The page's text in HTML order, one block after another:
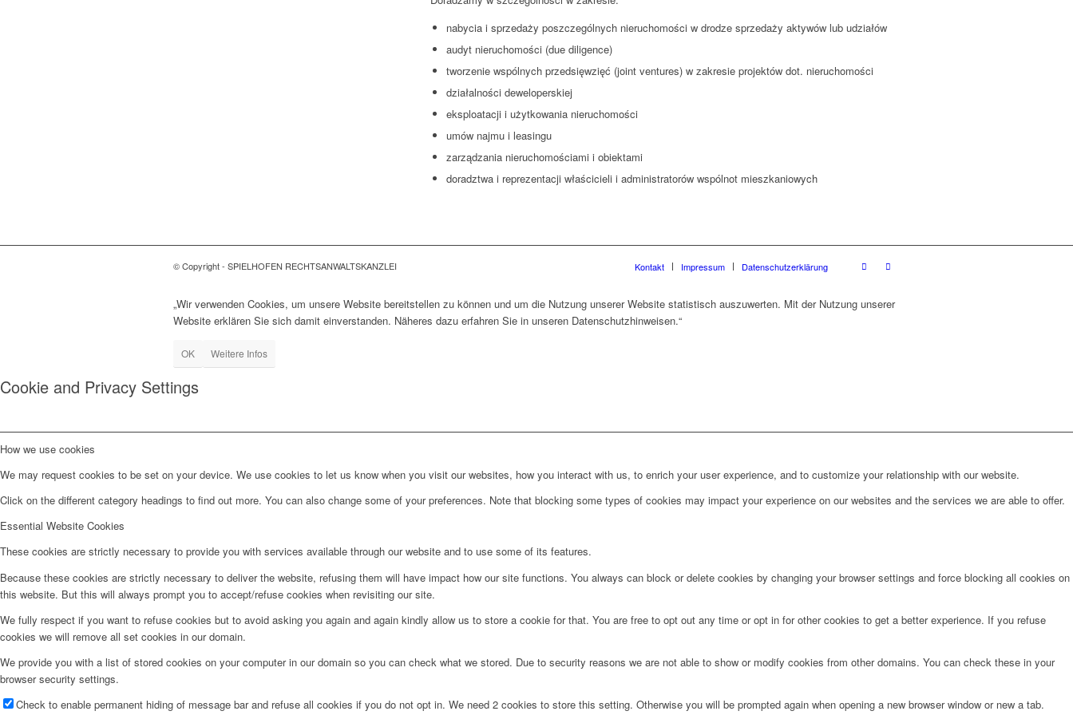
nabycia i sprzedaży poszczególnych nieruchomości w drodze sprzedaży aktywów lub udziałów
audyt nieruchomości (due diligence)
tworzenie wspólnych przedsięwzięć (joint ventures) w zakresie projektów dot. nieruchomości
działalności deweloperskiej
eksploatacji i użytkowania nieruchomości
umów najmu i leasingu
zarządzania nieruchomościami i obiektami
doradztwa i reprezentacji właścicieli i administratorów wspólnot mieszkaniowych
© Copyright - SPIELHOFEN RECHTSANWALTSKANZLEI Kontakt Impressum Datenschutzerklärung
„Wir verwenden Cookies, um unsere Website bereitstellen zu können und um die Nutzung unserer Website statistisch auszuwerten. Mit der Nutzung unserer
Website erklären Sie sich damit einverstanden. Näheres dazu erfahren Sie in unseren Datenschutzhinweisen.“
OK Weitere Infos
Cookie and Privacy Settings
How we use cookies
We may request cookies to be set on your device. We use cookies to let us know when you visit our websites, how you interact with us, to enrich your user experience, and to customize your relationship with our website.
Click on the different category headings to find out more. You can also change some of your preferences. Note that blocking some types of cookies may impact your experience on our websites and the services we are able to offer.
Essential Website Cookies
These cookies are strictly necessary to provide you with services available through our website and to use some of its features.
Because these cookies are strictly necessary to deliver the website, refusing them will have impact how our site functions. You always can block or delete cookies by changing your browser settings and force blocking all cookies on
this website. But this will always prompt you to accept/refuse cookies when revisiting our site.
We fully respect if you want to refuse cookies but to avoid asking you again and again kindly allow us to store a cookie for that. You are free to opt out any time or opt in for other cookies to get a better experience. If you refuse
cookies we will remove all set cookies in our domain.
We provide you with a list of stored cookies on your computer in our domain so you can check what we stored. Due to security reasons we are not able to show or modify cookies from other domains. You can check these in your
browser security settings.
Check to enable permanent hiding of message bar and refuse all cookies if you do not opt in. We need 2 cookies to store this setting. Otherwise you will be prompted again when opening a new browser window or new a tab.